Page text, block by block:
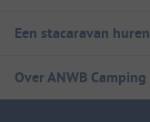
Een stacaravan huren
Over ANWB Camping